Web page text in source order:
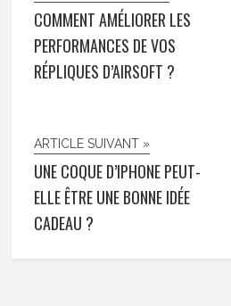
COMMENT AMÉLIORER LES
PERFORMANCES DE VOS
RÉPLIQUES D’AIRSOFT ?
ARTICLE SUIVANT »
UNE COQUE D’IPHONE PEUT-
ELLE ÊTRE UNE BONNE IDÉE
CADEAU ?